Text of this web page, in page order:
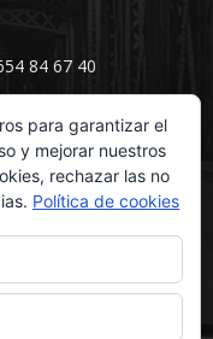
84 67 40
para garantizar el
y mejorar nuestros
rechazar las no
Política de cookies